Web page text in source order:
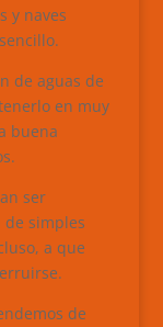
y naves
de aguas de
en muy
buena
ser
de simples
a que
de